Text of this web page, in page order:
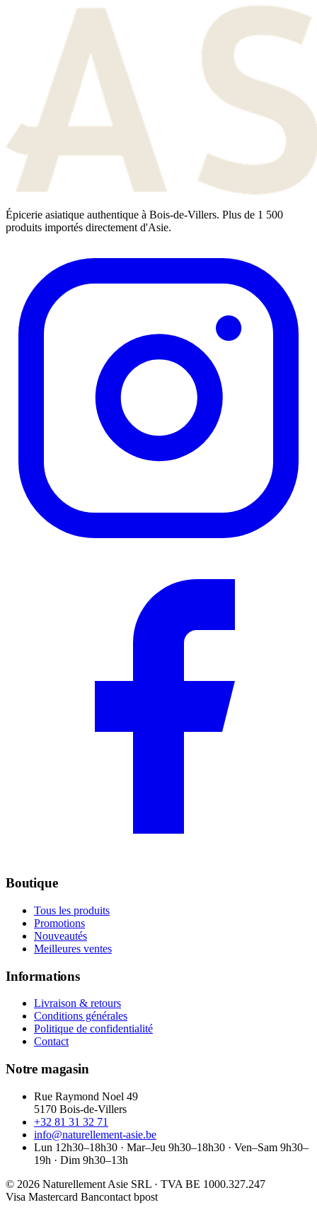
Épicerie asiatique authentique à Bois-de-Villers. Plus de 1 500
produits importés directement d'Asie.
Boutique
Tous les produits
Promotions
Nouveautés
Meilleures ventes
Informations
Livraison & retours
Conditions générales
Politique de confidentialité
Contact
Notre magasin
Rue Raymond Noel 49
5170 Bois-de-Villers
+32 81 31 32 71
info@naturellement-asie.be
Lun 12h30–18h30 · Mar–Jeu 9h30–18h30 · Ven–Sam 9h30–
19h · Dim 9h30–13h
© 2026 Naturellement Asie SRL · TVA BE 1000.327.247
Visa Mastercard Bancontact bpost